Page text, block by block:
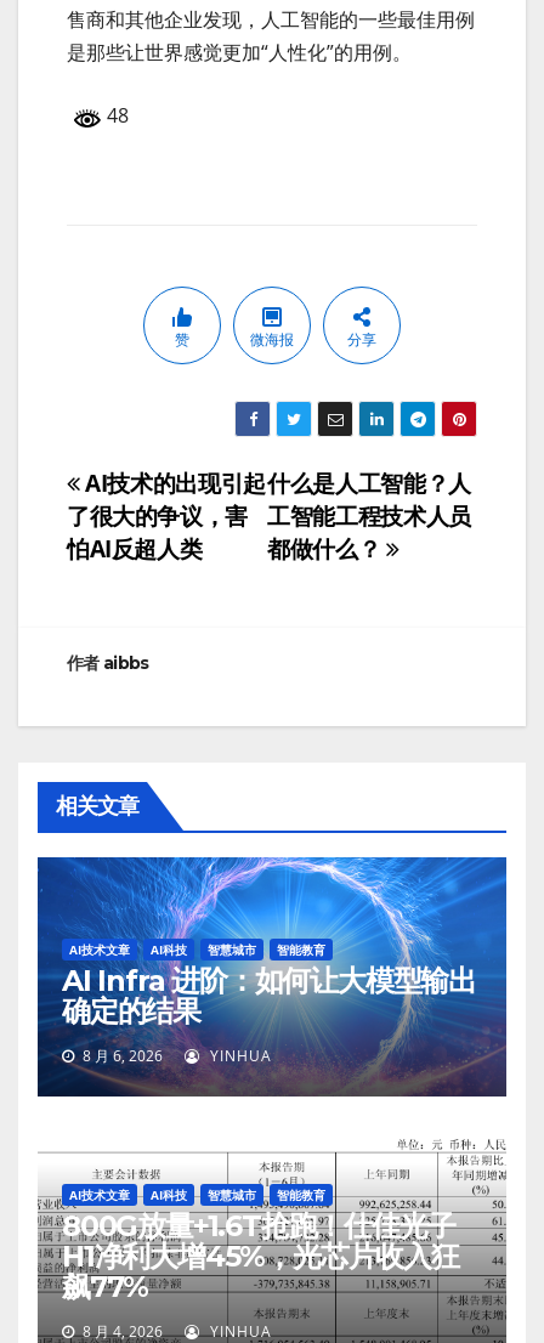
售商和其他企业发现，人工智能的一些最佳用例
是那些让世界感觉更加“人性化”的用例。
48
赞 微海报 分享
文
章
航
什么是人工智能？人
工智能工程技术人员
都做什么？
AI技术的出现引起
了很大的争议，害
怕AI反超人类
作者 aibbs
相关文章
AI技术文章 AI科技 智慧城市 智能教育
AI Infra 进阶：如何让大模型输出
确定的结果
8 月 6, 2026 YINHUA
AI技术文章 AI科技 智慧城市 智能教育
800G放量+1.6T抢跑！仕佳光子
H1净利大增45%，光芯片收入狂
飙77%
8 月 4, 2026 YINHUA